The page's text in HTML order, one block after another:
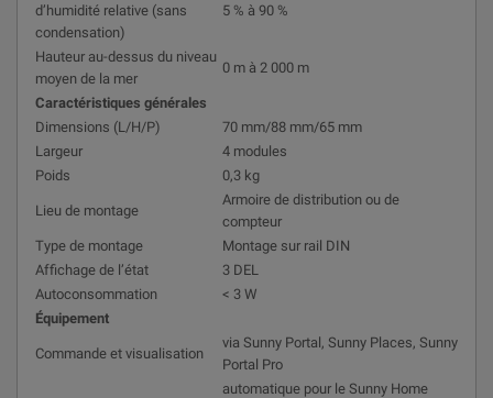
d’humidité relative (sans
condensation)
5 % à 90 %
Hauteur au-dessus du niveau
moyen de la mer
0 m à 2 000 m
Caractéristiques générales
Dimensions (L/H/P)
70 mm/88 mm/65 mm
Largeur
4 modules
Poids
0,3 kg
Lieu de montage
Armoire de distribution ou de
compteur
Type de montage
Montage sur rail DIN
Affichage de l’état
3 DEL
Autoconsommation
< 3 W
Équipement
Commande et visualisation
via Sunny Portal, Sunny Places, Sunny
Portal Pro
automatique pour le Sunny Home